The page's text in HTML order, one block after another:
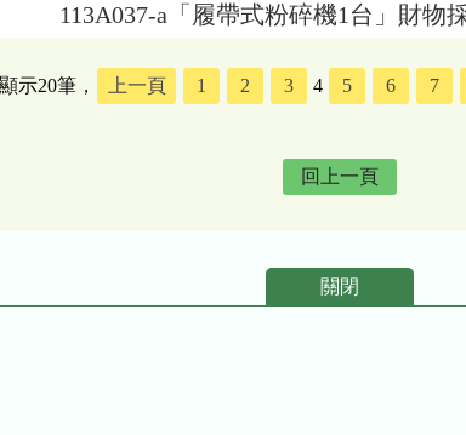
113A037-a「履帶式粉碎機1台」財物
示20筆， 上一頁 1 2 3 4 5 6 7
回上一頁
關閉